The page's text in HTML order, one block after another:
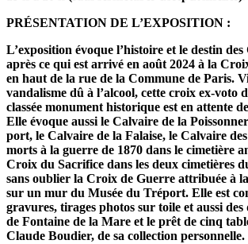
PRÉSENTATION DE L’EXPOSITION :
L’exposition évoque l’histoire et le destin
après ce qui est arrivé en août 2024 à la
en haut de la rue de la Commune de Paris.
vandalisme dû à l’alcool, cette croix ex-voto
classée monument historique est en attente
Elle évoque aussi le Calvaire de la
port, le Calvaire de la Falaise, le Calvaire
morts à la guerre de 1870 dans le cimetière
Croix du Sacrifice dans les deux cimetières
sans oublier la Croix de Guerre attribuée à
sur un mur du Musée du Tréport. Elle est
gravures, tirages photos sur toile et aussi des
de Fontaine de la Mare et le prêt de cinq
Claude Boudier, de sa collection personnelle.